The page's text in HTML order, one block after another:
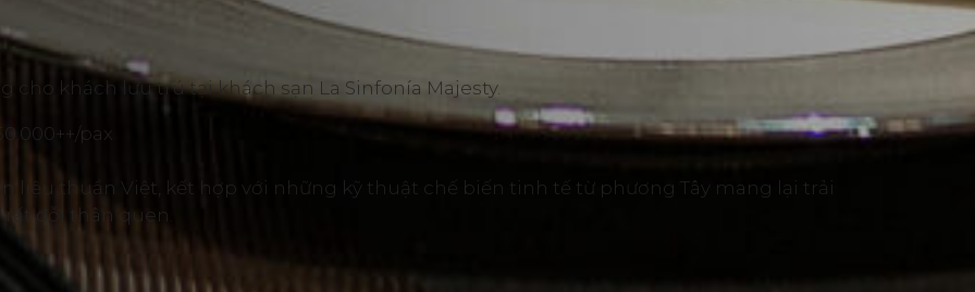
cho khách lưu trú tại khách sạn La Sinfonía Majesty.
pax
liệu thuần Việt, kết hợp với những kỹ thuật chế biến tinh tế từ phương Tây mang lại trải
đỗi thân quen.